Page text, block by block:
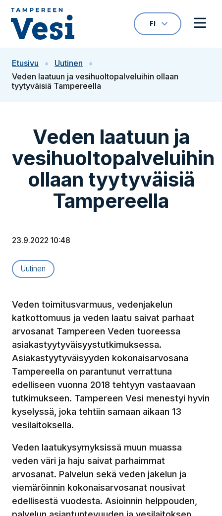
Siirry sisältöön
VALITTU KIELI:
FI
Avaa
Etusivu
Uutinen
Veden laatuun ja vesihuoltopalveluihin ollaan
tyytyväisiä Tampereella
Veden laatuun ja
vesihuoltopalveluihin
ollaan tyytyväisiä
Tampereella
23.9.2022 10:48
Artikkelityyppi:
Uutinen
Veden toimitusvarmuus, vedenjakelun
katkottomuus ja veden laatu saivat parhaat
arvosanat Tampereen Veden tuoreessa
asiakastyytyväisyystutkimuksessa.
Asiakastyytyväisyyden kokonaisarvosana
Tampereella on parantunut verrattuna
edelliseen vuonna 2018 tehtyyn vastaavaan
tutkimukseen. Tampereen Vesi menestyi hyvin
kyselyssä, joka tehtiin samaan aikaan 13
vesilaitoksella.
Veden laatukysymyksissä muun muassa
veden väri ja haju saivat parhaimmat
arvosanat. Palvelun sekä veden jakelun ja
viemäröinnin kokonaisarvosanat nousivat
edellisestä vuodesta. Asioinnin helppouden,